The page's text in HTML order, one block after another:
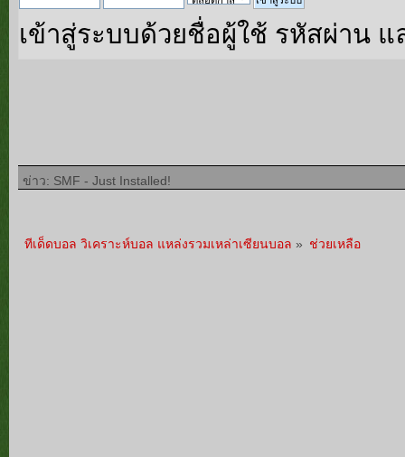
เข้าสู่ระบบด้วยชื่อผู้ใช้ รหัสผ่าน แ
ข่าว: SMF - Just Installed!
ทีเด็ดบอล วิเคราะห์บอล แหล่งรวมเหล่าเซียนบอล » ช่วยเหลือ